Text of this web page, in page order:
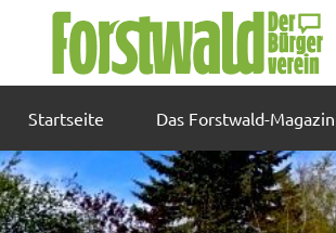
Startseite Das Forstwald-Magazin